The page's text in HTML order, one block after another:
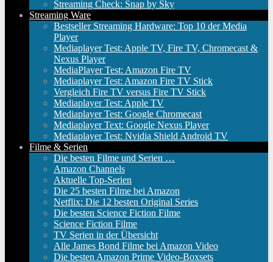
Streaming Check: Snap by Sky
Streaming Ware
Bestseller Streaming Hardware: Top 10 der Media
Player
Mediaplayer Test: Apple TV, Fire TV, Chromecast &
Nexus Player
MediaPlayer Test: Amazon Fire TV
Mediaplayer Test: Amazon Fire TV Stick
Vergleich Fire TV versus Fire TV Stick
Mediaplayer Test: Apple TV
Mediaplayer Test: Google Chromecast
Mediaplayer Text: Google Nexus Player
Mediaplayer Test: Nvidia Shield Android TV
Filme & Serien
Die besten Filme und Serien …
Amazon Channels
Aktuelle Top-Serien
Die 25 besten Filme bei Amazon
Netflix: Die 12 besten Original Series
Die besten Science Fiction Filme
Science Fiction Filme
TV Serien in der Übersicht
Alle James Bond Filme bei Amazon Video
Die besten Amazon Prime Video-Boxsets